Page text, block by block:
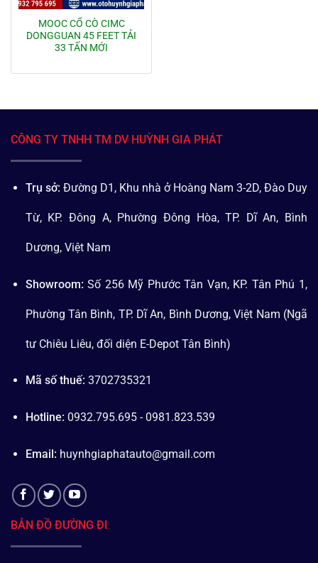
MOOC CỔ CÒ CIMC
DONGGUAN 45 FEET TẢI
33 TẤN MỚI
CÔNG TY TNHH TM DV HUỲNH GIA PHÁT
Trụ sở: Đường D1, Khu nhà ở Hoàng Nam 3-2D, Đào Duy
Từ, KP. Đông A, Phường Đông Hòa, TP. Dĩ An, Bình
Dương, Việt Nam
Showroom: Số 256 Mỹ Phước Tân Vạn, KP. Tân Phú 1,
Phường Tân Bình, TP. Dĩ An, Bình Dương, Việt Nam (Ngã
tư Chiêu Liêu, đối diện E-Depot Tân Bình)
Mã số thuế: 3702735321
Hotline: 0932.795.695 - 0981.823.539
Email: huynhgiaphatauto@gmail.com
BẢN ĐỒ ĐƯỜNG ĐI